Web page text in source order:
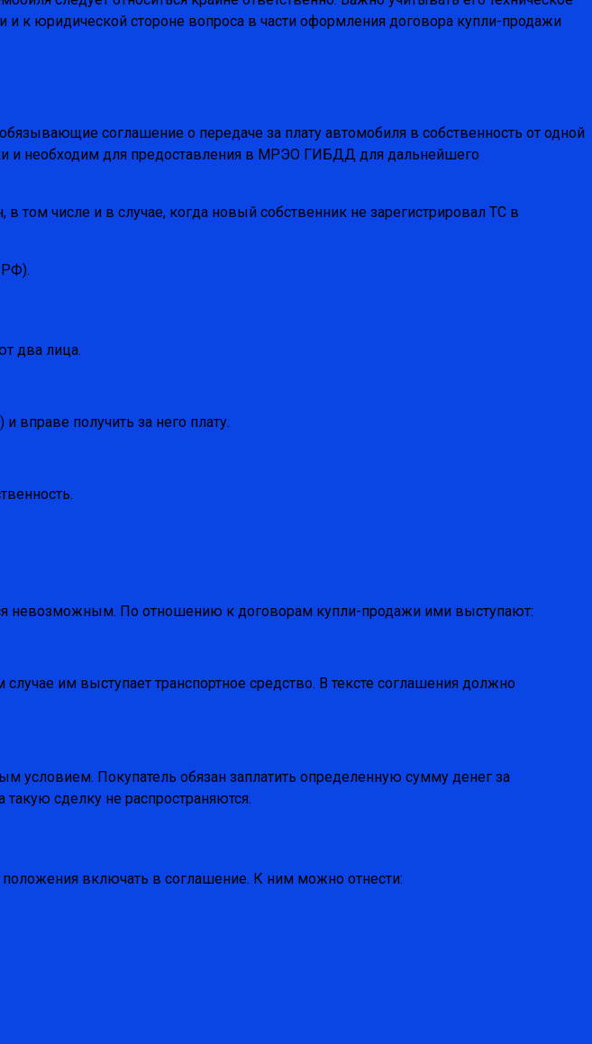
и к юридической стороне вопроса в части оформления договора купли-продажи
соглашение о передаче за плату автомобиля в собственность от одной
и необходим для предоставления в МРЭО ГИБДД для дальнейшего
том числе и в случае, когда новый собственник не зарегистрировал ТС в
РФ).
два лица.
получить за него плату.
невозможным. По отношению к договорам купли-продажи ими выступают:
им выступает транспортное средство. В тексте соглашения должно
условием. Покупатель обязан заплатить определенную сумму денег за
сделку не распространяются.
включать в соглашение. К ним можно отнести: